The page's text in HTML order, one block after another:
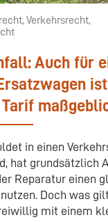
Verkehrsrecht,
Auch für
in einen
hat grundsätzlich
Reparatur einen
Doch was
mit einem